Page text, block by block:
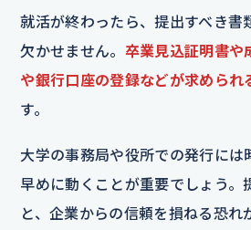
就活が終わったら、提出すべき書
欠かせません。 卒業見込証明書や
や銀行口座の登録などが求められ
す。
大学の事務局や役所での発行には
早めに動くことが重要でしょう。
と、企業からの信頼を損ねる恐れ